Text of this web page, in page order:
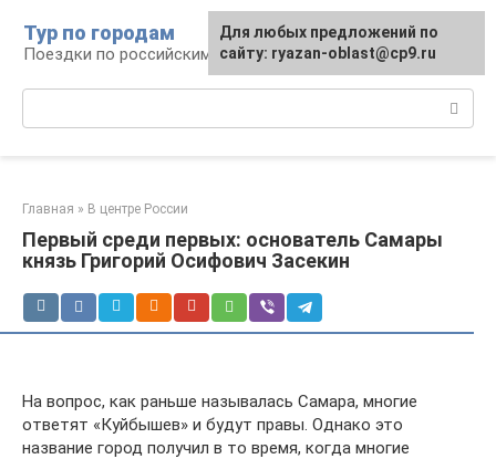
контенту
Тур по городам
Поездки по российским городам
Главная » В центре России
Первый среди первых: основатель Самары
князь Григорий Осифович Засекин
На вопрос, как раньше называлась Самара, многие
ответят «Куйбышев» и будут правы. Однако это
название город получил в то время, когда многие
Для любых предложений по
сайту: ryazan-oblast@cp9.ru